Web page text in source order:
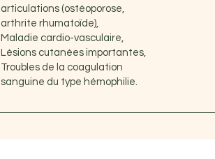
articulations (ostéoporose,
arthrite rhumatoïde),
Maladie cardio-vasculaire,
Lésions cutanées importantes,
Troubles de la coagulation
sanguine du type hémophilie.